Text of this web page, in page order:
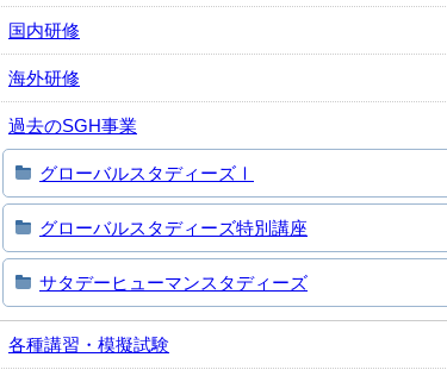
国内研修
海外研修
過去のSGH事業
グローバルスタディーズⅠ
グローバルスタディーズ特別講座
サタデーヒューマンスタディーズ
各種講習・模擬試験